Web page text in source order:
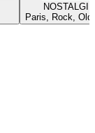
Paris, Rock,